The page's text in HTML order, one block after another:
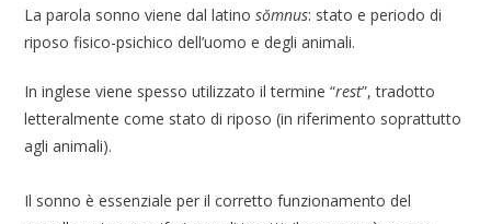
La parola sonno viene dal latinosŏmnus: stato e periodo di
riposo fisico-psichico dell’uomo e degli animali.
In inglese viene spesso utilizzato il termine “rest”, tradotto
letteralmente come stato di riposo (in riferimento soprattutto
agli animali).
Il sonno è essenziale per il corretto funzionamento del